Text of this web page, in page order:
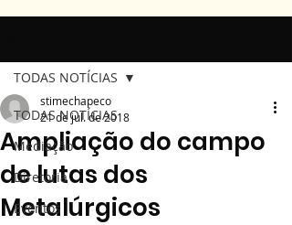
TODAS NOTÍCIAS
Mediação
Diretoria
Eventos
TODAS NOTÍCIAS
Ampliação do campo
de lutas dos
Metalúrgicos
stimechapeco
21 de jul. de 2018